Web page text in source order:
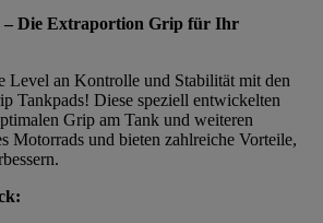
– Die Extraportion Grip für Ihr
Level an Kontrolle und Stabilität mit den
Tankpads! Diese speziell entwickelten
Grip am Tank und weiteren
Motorrads und bieten zahlreiche Vorteile,